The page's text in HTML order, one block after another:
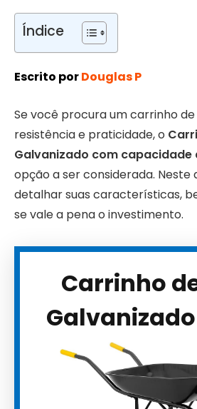
Índice
Escrito porDouglas P
Se você procura um carrinho
resistência e praticidade, o
Galvanizado com capacidade
opção a ser considerada. Neste
detalhar suas características,
se vale a pena o investimento.
Carrinho
Galvanizado